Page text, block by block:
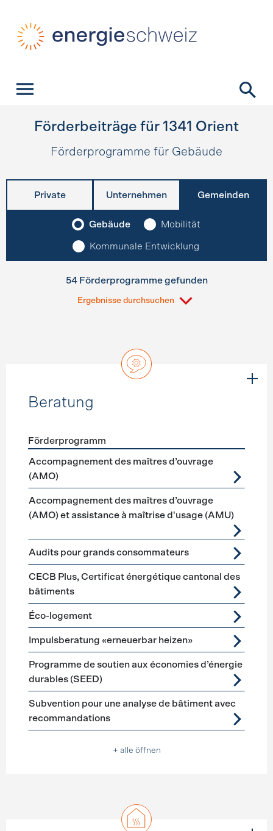
Förderbeiträge für 1341 Orient
Förderprogramme für Gebäude
Private Unternehmen Gemeinden
Gebäude Mobilität
Kommunale Entwicklung
54 Förderprogramme gefunden
Ergebnisse durchsuchen
Beratung
Förderprogramme Beratung
Förderprogramm
Accompagnement des maîtres d’ouvrage
(AMO)
Accompagnement des maîtres d’ouvrage
(AMO) et assistance à maîtrise d'usage (AMU)
Audits pour grands consommateurs
CECB Plus, Certificat énergétique cantonal des
bâtiments
Éco-logement
Impulsberatung «erneuerbar heizen»
Programme de soutien aux économies d’énergie
durables (SEED)
Subvention pour une analyse de bâtiment avec
recommandations
+ alle öffnen